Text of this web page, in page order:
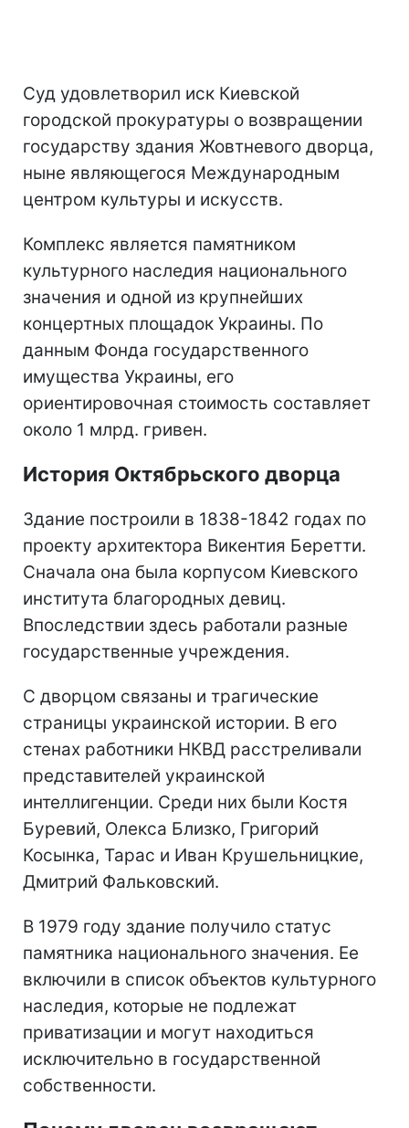
Суд удовлетворил иск Киевской
городской прокуратуры о возвращении
государству здания Жовтневого дворца,
ныне являющегося Международным
центром культуры и искусств.
Комплекс является памятником
культурного наследия национального
значения и одной из крупнейших
концертных площадок Украины. По
данным Фонда государственного
имущества Украины, его
ориентировочная стоимость составляет
около 1 млрд. гривен.
История Октябрьского дворца
Здание построили в 1838-1842 годах по
проекту архитектора Викентия Беретти.
Сначала она была корпусом Киевского
института благородных девиц.
Впоследствии здесь работали разные
государственные учреждения.
С дворцом связаны и трагические
страницы украинской истории. В его
стенах работники НКВД расстреливали
представителей украинской
интеллигенции. Среди них были Костя
Буревий, Олекса Близко, Григорий
Косынка, Тарас и Иван Крушельницкие,
Дмитрий Фальковский.
В 1979 году здание получило статус
памятника национального значения. Ее
включили в список объектов культурного
наследия, которые не подлежат
приватизации и могут находиться
исключительно в государственной
собственности.